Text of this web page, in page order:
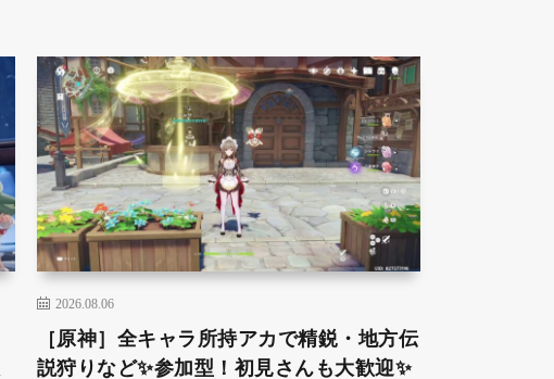
2026.08.06
［原神］全キャラ所持アカで精鋭・地方伝
説狩りなど✨参加型！初見さんも大歓迎✨